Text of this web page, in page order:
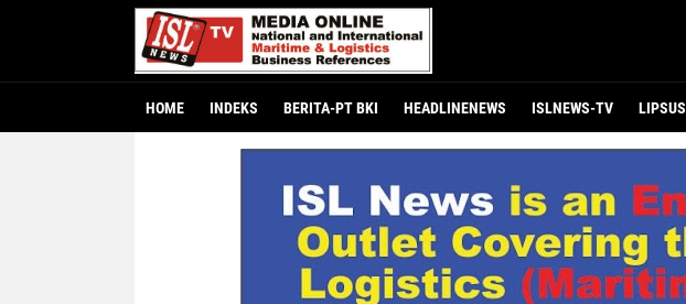
HOME INDEKS BERITA-PT BKI HEADLINENEWS ISLNEWS-TV LIPSUS